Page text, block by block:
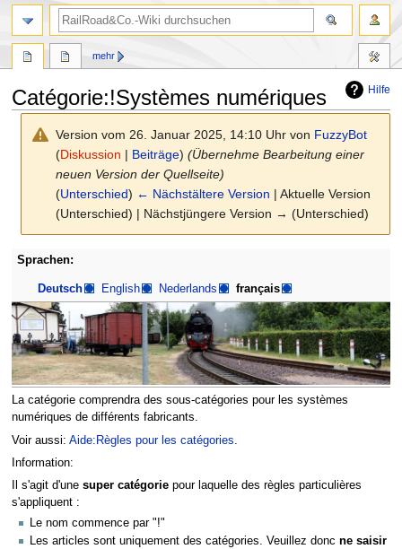
Hilfe
Catégorie:!Systèmes numériques
Version vom 26. Januar 2025, 14:10 Uhr von FuzzyBot
(Diskussion | Beiträge) (Übernehme Bearbeitung einer
neuen Version der Quellseite)
(Unterschied) ← Nächstältere Version | Aktuelle Version
(Unterschied) | Nächstjüngere Version → (Unterschied)
Zur
springen
Zur
springen
Sprachen:
Deutsch English Nederlands français
La catégorie comprendra des sous-catégories pour les systèmes
numériques de différents fabricants.
Voir aussi: Aide:Règles pour les catégories
Information:
Il s'agit d'une super catégoriepour laquelle des règles particulières
s'appliquent :
Le nom commence par "!"
Les articles sont uniquement des catégories. Veuillez donc ne saisir
mehr
Suche